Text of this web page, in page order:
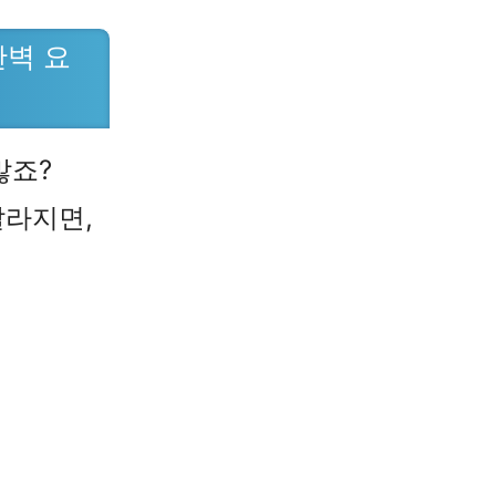
요
죠?
지면,